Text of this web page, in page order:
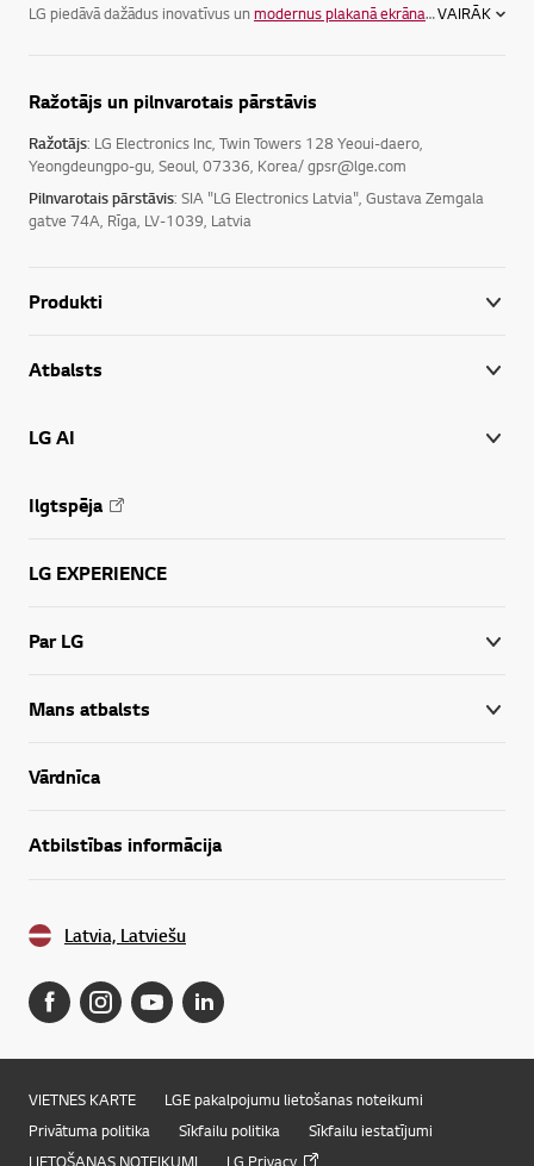
LG piedāvā dažādus inovatīvus unmodernus plakanā ekrāna televizorus , lai
VAIRĀK
Ražotājs un pilnvarotais pārstāvis
Ražotājs: LG Electronics Inc, Twin Towers 128 Yeoui-daero,
Yeongdeungpo-gu, Seoul, 07336, Korea/ gpsr@lge.com
Pilnvarotais pārstāvis: SIA "LG Electronics Latvia", Gustava Zemgala
gatve 74A, Rīga, LV-1039, Latvia
Produkti
Atbalsts
LG AI
Ilgtspēja
LG EXPERIENCE
Par LG
Mans atbalsts
Vārdnīca
Atbilstības informācija
Latvia, Latviešu
VIETNES KARTE
LGE pakalpojumu lietošanas noteikumi
Privātuma politika
Sīkfailu politika
Sīkfailu iestatījumi
LIETOŠANAS NOTEIKUMI
LG Privacy